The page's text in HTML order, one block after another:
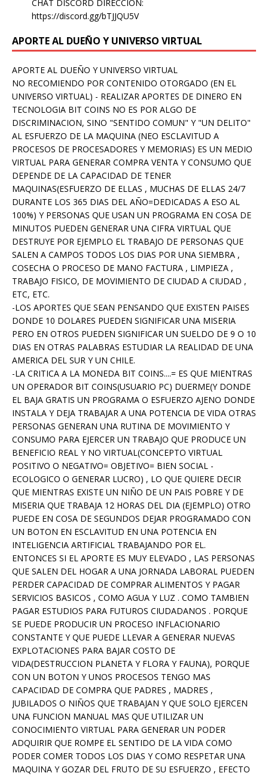
CHAT DISCORD DIRECCION:
https://discord.gg/bTJJQU5V
APORTE AL DUEÑO Y UNIVERSO VIRTUAL
APORTE AL DUEÑO Y UNIVERSO VIRTUAL
NO RECOMIENDO POR CONTENIDO OTORGADO (EN EL
UNIVERSO VIRTUAL) - REALIZAR APORTES DE DINERO EN
TECNOLOGIA BIT COINS NO ES POR ALGO DE
DISCRIMINACION, SINO "SENTIDO COMUN" Y "UN DELITO"
AL ESFUERZO DE LA MAQUINA (NEO ESCLAVITUD A
PROCESOS DE PROCESADORES Y MEMORIAS) ES UN MEDIO
VIRTUAL PARA GENERAR COMPRA VENTA Y CONSUMO QUE
DEPENDE DE LA CAPACIDAD DE TENER
MAQUINAS(ESFUERZO DE ELLAS , MUCHAS DE ELLAS 24/7
DURANTE LOS 365 DIAS DEL AÑO=DEDICADAS A ESO AL
100%) Y PERSONAS QUE USAN UN PROGRAMA EN COSA DE
MINUTOS PUEDEN GENERAR UNA CIFRA VIRTUAL QUE
DESTRUYE POR EJEMPLO EL TRABAJO DE PERSONAS QUE
SALEN A CAMPOS TODOS LOS DIAS POR UNA SIEMBRA ,
COSECHA O PROCESO DE MANO FACTURA , LIMPIEZA ,
TRABAJO FISICO, DE MOVIMIENTO DE CIUDAD A CIUDAD ,
ETC, ETC.
-LOS APORTES QUE SEAN PENSANDO QUE EXISTEN PAISES
DONDE 10 DOLARES PUEDEN SIGNIFICAR UNA MISERIA
PERO EN OTROS PUEDEN SIGNIFICAR UN SUELDO DE 9 O 10
DIAS EN OTRAS PALABRAS ESTUDIAR LA REALIDAD DE UNA
AMERICA DEL SUR Y UN CHILE.
-LA CRITICA A LA MONEDA BIT COINS....= ES QUE MIENTRAS
UN OPERADOR BIT COINS(USUARIO PC) DUERME(Y DONDE
EL BAJA GRATIS UN PROGRAMA O ESFUERZO AJENO DONDE
INSTALA Y DEJA TRABAJAR A UNA POTENCIA DE VIDA OTRAS
PERSONAS GENERAN UNA RUTINA DE MOVIMIENTO Y
CONSUMO PARA EJERCER UN TRABAJO QUE PRODUCE UN
BENEFICIO REAL Y NO VIRTUAL(CONCEPTO VIRTUAL
POSITIVO O NEGATIVO= OBJETIVO= BIEN SOCIAL -
ECOLOGICO O GENERAR LUCRO) , LO QUE QUIERE DECIR
QUE MIENTRAS EXISTE UN NIÑO DE UN PAIS POBRE Y DE
MISERIA QUE TRABAJA 12 HORAS DEL DIA (EJEMPLO) OTRO
PUEDE EN COSA DE SEGUNDOS DEJAR PROGRAMADO CON
UN BOTON EN ESCLAVITUD EN UNA POTENCIA EN
INTELIGENCIA ARTIFICIAL TRABAJANDO POR EL.
ENTONCES SI EL APORTE ES MUY ELEVADO , LAS PERSONAS
QUE SALEN DEL HOGAR A UNA JORNADA LABORAL PUEDEN
PERDER CAPACIDAD DE COMPRAR ALIMENTOS Y PAGAR
SERVICIOS BASICOS , COMO AGUA Y LUZ . COMO TAMBIEN
PAGAR ESTUDIOS PARA FUTUROS CIUDADANOS . PORQUE
SE PUEDE PRODUCIR UN PROCESO INFLACIONARIO
CONSTANTE Y QUE PUEDE LLEVAR A GENERAR NUEVAS
EXPLOTACIONES PARA BAJAR COSTO DE
VIDA(DESTRUCCION PLANETA Y FLORA Y FAUNA), PORQUE
CON UN BOTON Y UNOS PROCESOS TENGO MAS
CAPACIDAD DE COMPRA QUE PADRES , MADRES ,
JUBILADOS O NIÑOS QUE TRABAJAN Y QUE SOLO EJERCEN
UNA FUNCION MANUAL MAS QUE UTILIZAR UN
CONOCIMIENTO VIRTUAL PARA GENERAR UN PODER
ADQUIRIR QUE ROMPE EL SENTIDO DE LA VIDA COMO
PODER COMER TODOS LOS DIAS Y COMO RESPETAR UNA
MAQUINA Y GOZAR DEL FRUTO DE SU ESFUERZO , EFECTO